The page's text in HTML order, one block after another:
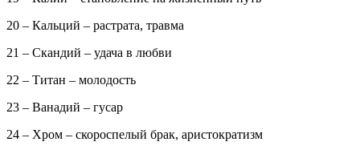
20 – Кальций – растрата, травма
21 – Скандий – удача в любви
22 – Титан – молодость
23 – Ванадий – гусар
24 – Хром – скороспелый брак, аристократизм